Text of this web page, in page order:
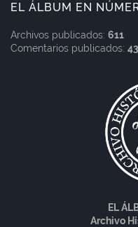
EL ÁLBUM EN
Archivos publicados: 611
Comentarios publicados:
EL
Archivo